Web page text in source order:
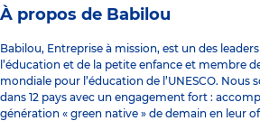
À propos de Babilou
Babilou, Entreprise à mission, est un des
l’éducation et de la petite enfance et membre
mondiale pour l’éducation de l’UNESCO. Nous
dans 12 pays avec un engagement fort :
génération « green native » de demain en leur